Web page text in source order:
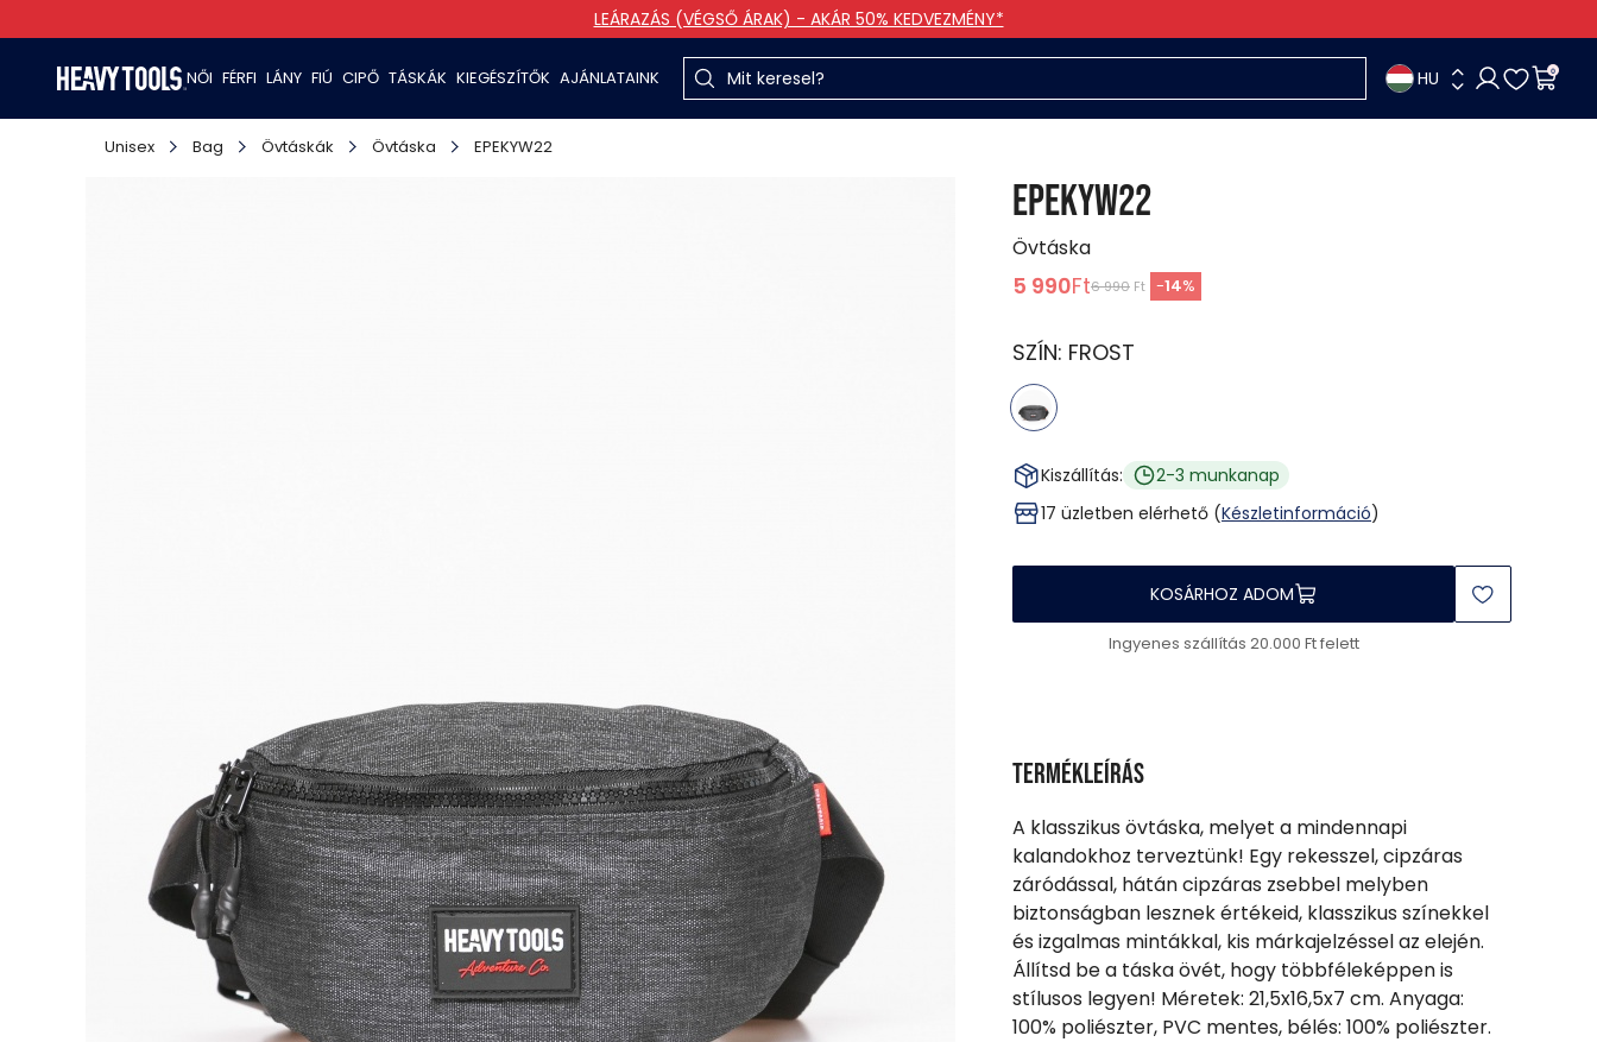
LEÁRAZÁS (VÉGSŐ ÁRAK) - AKÁR 50% KEDVEZMÉNY*
NŐI FÉRFI LÁNY FIÚ CIPŐ TÁSKÁK KIEGÉSZÍTŐK AJÁNLATAINK HU 0
Unisex Bag Övtáskák Övtáska EPEKYW22
EPEKYW22
Övtáska
5 990Ft6 990 Ft -14%
SZÍN: FROST
Kiszállítás:
2-3 munkanap
17 üzletben elérhető (Készletinformáció)
KOSÁRHOZ ADOM
Ingyenes szállítás 20.000 Ft felett
Termékleírás
A klasszikus övtáska, melyet a mindennapi
kalandokhoz terveztünk! Egy rekesszel, cipzáras
záródással, hátán cipzáras zsebbel melyben
biztonságban lesznek értékeid, klasszikus színekkel
és izgalmas mintákkal, kis márkajelzéssel az elején.
Állítsd be a táska övét, hogy többféleképpen is
stílusos legyen! Méretek: 21,5x16,5x7 cm. Anyaga:
100% poliészter, PVC mentes, bélés: 100% poliészter.